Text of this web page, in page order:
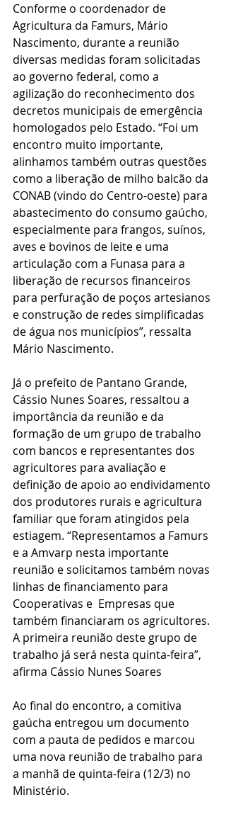
Conforme o coordenador de
Agricultura da Famurs, Mário
Nascimento, durante a reunião
diversas medidas foram solicitadas
ao governo federal, como a
agilização do reconhecimento dos
decretos municipais de emergência
homologados pelo Estado. “Foi um
encontro muito importante,
alinhamos também outras questões
como a liberação de milho balcão da
CONAB (vindo do Centro-oeste) para
abastecimento do consumo gaúcho,
especialmente para frangos, suínos,
aves e bovinos de leite e uma
articulação com a Funasa para a
liberação de recursos financeiros
para perfuração de poços artesianos
e construção de redes simplificadas
de água nos municípios”, ressalta
Mário Nascimento.
Já o prefeito de Pantano Grande,
Cássio Nunes Soares, ressaltou a
importância da reunião e da
formação de um grupo de trabalho
com bancos e representantes dos
agricultores para avaliação e
definição de apoio ao endividamento
dos produtores rurais e agricultura
familiar que foram atingidos pela
estiagem. “Representamos a Famurs
e a Amvarp nesta importante
reunião e solicitamos também novas
linhas de financiamento para
Cooperativas e  Empresas que
também financiaram os agricultores.
A primeira reunião deste grupo de
trabalho já será nesta quinta-feira”,
afirma Cássio Nunes Soares
Ao final do encontro, a comitiva
gaúcha entregou um documento
com a pauta de pedidos e marcou
uma nova reunião de trabalho para
a manhã de quinta-feira (12/3) no
Ministério.